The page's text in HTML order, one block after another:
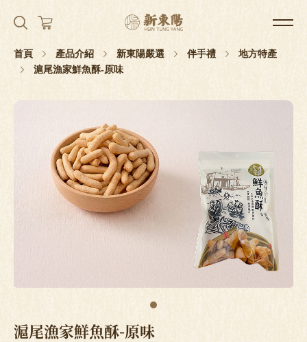
首頁 產品介紹 新東陽嚴選 伴手禮
地方特產
滬尾漁家鮮魚酥-原味
滬尾漁家鮮魚酥-原味